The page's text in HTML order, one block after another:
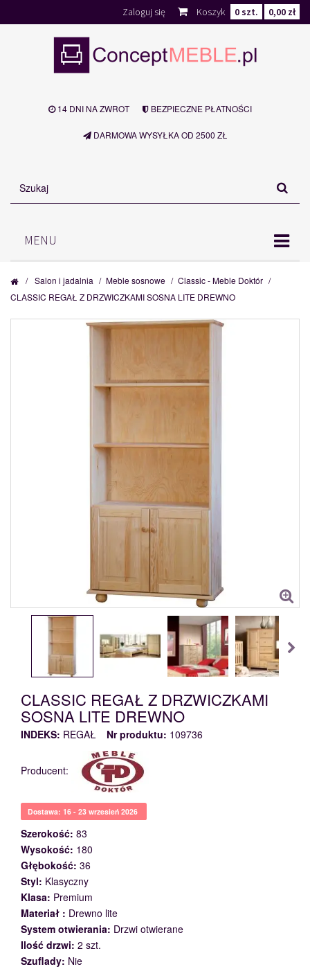
Koszyk 0szt. 0,00 zł
Zaloguj się
14 DNI NA ZWROT BEZPIECZNE PŁATNOŚCI
DARMOWA WYSYŁKA OD 2500 ZŁ
MENU
/ Salon i jadalnia / Meble sosnowe / Classic - Meble Doktór /
CLASSIC REGAŁ Z DRZWICZKAMI SOSNA LITE DREWNO
CLASSIC REGAŁ Z DRZWICZKAMI
SOSNA LITE DREWNO
INDEKS: REGAŁ Nr produktu: 109736
Producent:
Dostawa: 16 - 23 wrzesień 2026
Szerokość: 83
Wysokość: 180
Głębokość: 36
Styl: Klasyczny
Klasa: Premium
Materiał : Drewno lite
System otwierania: Drzwi otwierane
Ilość drzwi: 2 szt.
Szuflady: Nie